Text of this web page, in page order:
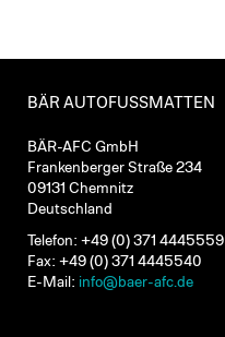
BÄR AUTOFUSSMATTEN
BÄR-AFC GmbH
Frankenberger Straße 234
09131 Chemnitz
Deutschland
Telefon: +49 (0) 371 4445559
Fax: +49 (0) 371 4445540
E-Mail: info@baer-afc.de